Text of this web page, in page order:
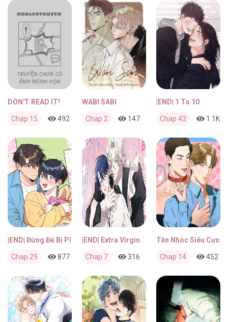
DON'T READ IT!
Chap 15 492 0 2 tháng trước
WABI SABI
Chap 2 147 2 tháng trước
|END| 1 To 10
Chap 43 1.1K
|END| Đừng Để Bị Phát Hiện!!
Chap 29 877 0 2 tháng trước
|END| Extra Virgin
Chap 7 316 2 tháng trước
Tên Nhóc Siêu Cưng
Chap 14 452